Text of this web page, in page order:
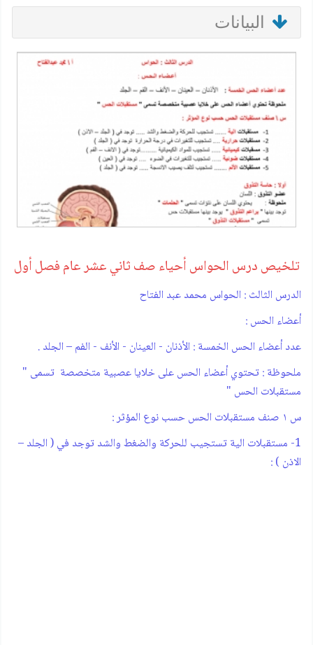
البيانات
تلخيص درس الحواس أحياء صف ثاني عشر عام فصل أول
الدرس الثالث : الحواس محمد عبد الفتاح
أعضاء الحس :
عدد أعضاء الحس الخمسة : الأذنان - العينان - الأنف - الفم – الجلد .
ملحوظة : تحتوي أعضاء الحس على خلايا عصبية متخصصة تسمى "
مستقبلات الحس "
س ١ صنف مستقبلات الحس حسب نوع المؤثر :
1- مستقبلات الية تستجيب للحركة والضغط والشد توجد في ( الجلد –
الاذن ) :